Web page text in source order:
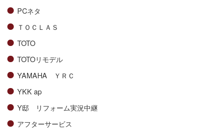
PCネタ
ＴＯＣＬＡＳ
TOTO
TOTOリモデル
YAMAHA ＹＲＣ
YKK ap
Y邸 リフォーム実況中継
アフターサービス